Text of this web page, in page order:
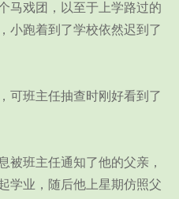
戏团，以至于上学路过的
小跑着到了学校依然迟到了
班主任抽查时刚好看到了
班主任通知了他的父亲，
学业，随后他上星期仿照父